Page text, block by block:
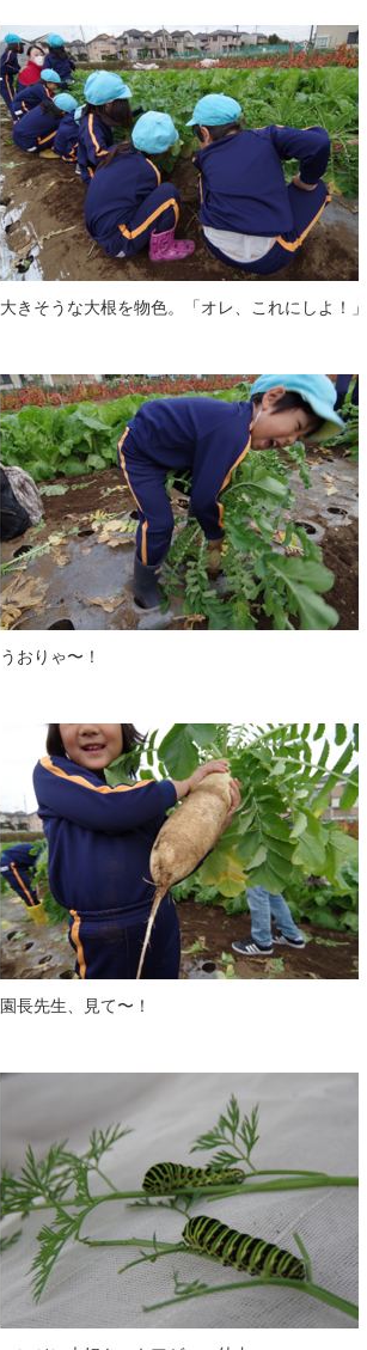
大きそうな大根を物色。「オレ、これにしよ！」
うおりゃ〜！
園長先生、見て〜！